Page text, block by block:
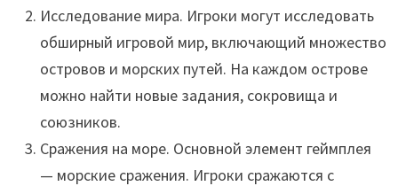
Исследование мира. Игроки могут исследовать
обширный игровой мир, включающий множество
островов и морских путей. На каждом острове
можно найти новые задания, сокровища и
союзников.
Сражения на море. Основной элемент геймплея
— морские сражения. Игроки сражаются с